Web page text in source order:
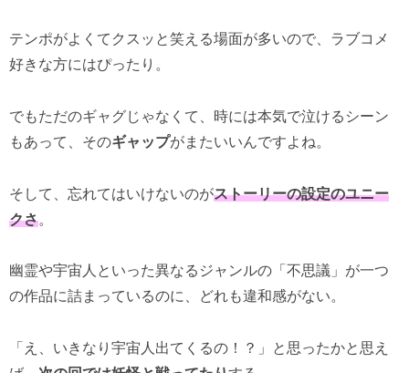
テンポがよくてクスッと笑える場面が多いので、ラブコメ
好きな方にはぴったり。
でもただのギャグじゃなくて、時には本気で泣けるシーン
もあって、そのギャップがまたいいんですよね。
そして、忘れてはいけないのがストーリーの設定のユニー
クさ。
幽霊や宇宙人といった異なるジャンルの「不思議」が一つ
の作品に詰まっているのに、どれも違和感がない。
「え、いきなり宇宙人出てくるの！？」と思ったかと思え